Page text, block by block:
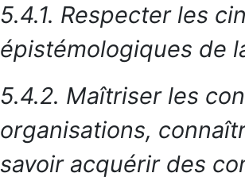
5.4.1. Respecter les
épistémologiques de
5.4.2. Maîtriser les
organisations,
savoir acquérir des